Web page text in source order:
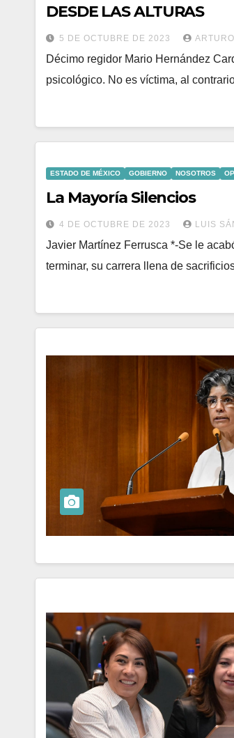
DESDE LAS ALTURAS
5 DE OCTUBRE DE 2023
Décimo regidor Mario Hernández
psicológico. No es víctima, al
ESTADO DE MÉXICO GOBIERNO NOSOTROS
La Mayoría Silencios
4 DE OCTUBRE DE 2023 LUIS
Javier Martínez Ferrusca *-Se le
terminar, su carrera llena de